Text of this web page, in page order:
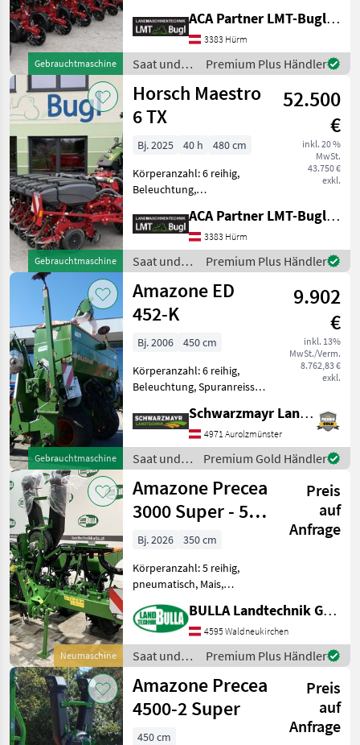
Gebrauchtmaschine
Rüben, pneumatisch, Mais,
hydr. klappbar,
Gummidruckrollen,
Direktsaatausstattung,
Beleuchtung Horsch Maestr
ACA Partner LMT-Bugl GmbH
3383 Hürm
Saat und
Pflege /
Horsch
Premium Plus Händler
Gebrauchtmaschine
Horsch Maestro
6 TX
52.500
€
inkl. 20 %
MwSt.
43.750 €
exkl.
Bj. 2025 40 h
480 cm
Körperanzahl: 6 reihig,
Beleuchtung,
Direktsaatausstattung,
Gummidruckrollen, Mais,
pneumatisch, Rüben, elektr.
Überwachung Horsch
Maestro 6 TX ° Unive
ACA Partner LMT-Bugl GmbH
3383 Hürm
Saat und
Pflege /
Horsch
Premium Plus Händler
Gebrauchtmaschine
Amazone ED
452-K
9.902
€
inkl. 13%
MwSt./Verm.
8.762,83 €
exkl.
Bj. 2006
450 cm
Körperanzahl: 6 reihig,
Beleuchtung, Spuranreisser,
klappbar, pneumatisch,
Reihendüngerstreuer,
elektr. Überwachung Nr.
52594 Einzelkornsämaschin
Schwarzmayr Landtechnik GmbH - Aurolzmünster
4971 Aurolzmünster
Saat und
Pflege /
Amazone
Premium Gold Händler
Neumaschine
Amazone Precea
3000 Super - 5
Reihen
Preis
auf
Anfrage
Bj. 2026
350 cm
Körperanzahl: 5 reihig,
pneumatisch, Mais,
Beleuchtung AMAZONE
Precea 3000
Einzelkornsämaschine + Bj.
2026, Neumaschine,
lagernd + 5 reihig, 70 cm Re
BULLA Landtechnik GmbH
4595 Waldneukirchen
Saat und
Pflege /
Amazone
Premium Plus Händler
Amazone Precea
4500-2 Super
Preis
auf
Anfrage
450 cm